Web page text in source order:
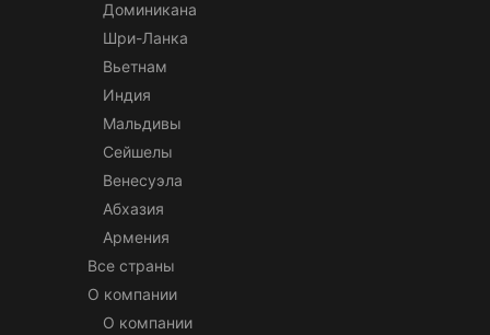
Доминикана
Шри-Ланка
Вьетнам
Индия
Мальдивы
Сейшелы
Венесуэла
Абхазия
Армения
Все страны
О компании
О компании